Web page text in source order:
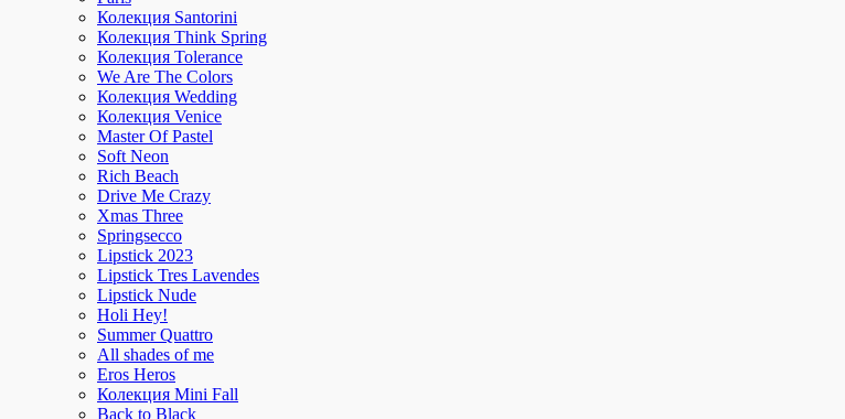
Колекция Santorini
Колекция Think Spring
Колекция Tolerance
We Are The Colors
Колекция Wedding
Колекция Venice
Master Of Pastel
Soft Neon
Rich Beach
Drive Me Crazy
Xmas Three
Springsecco
Lipstick 2023
Lipstick Tres Lavendes
Lipstick Nude
Holi Hey!
Summer Quattro
All shades of me
Eros Heros
Колекция Mini Fall
Back to Black